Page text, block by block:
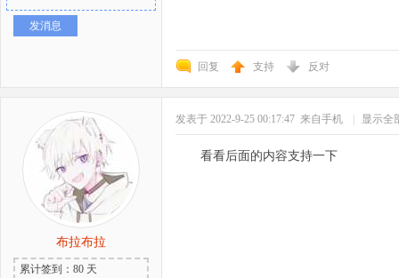
发消息
回复 支持 反对
布拉布拉
累计签到：80 天
发表于 2022-9-25 00:17:47 来自手机 显示全
看看后面的内容支持一下